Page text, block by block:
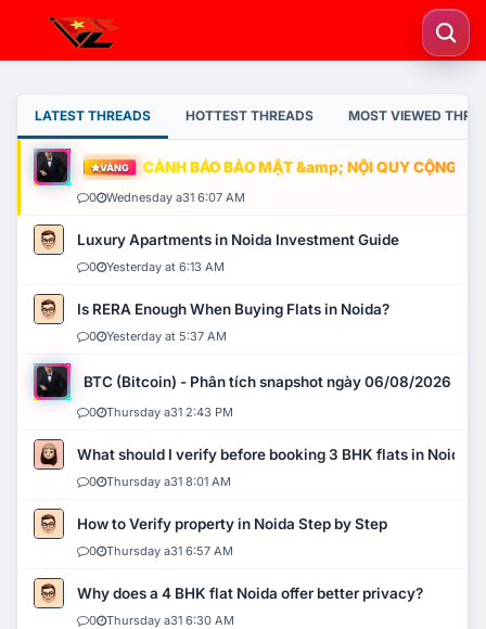
LATEST THREADS HOTTEST THREADS MOST VIEWED
VÀNG CẢNH BÁO BẢO MẬT &amp; NỘI QUY CỘNG
0 Wednesday a31 6:07 AM
Luxury Apartments in Noida Investment Guide
0 Yesterday at 6:13 AM
Is RERA Enough When Buying Flats in Noida?
0 Yesterday at 5:37 AM
BTC (Bitcoin) - Phân tích snapshot ngày 06/08/2026
0 Thursday a31 2:43 PM
What should I verify before booking 3 BHK flats in Noida?
0 Thursday a31 8:01 AM
How to Verify property in Noida Step by Step
0 Thursday a31 6:57 AM
Why does a 4 BHK flat Noida offer better privacy?
0 Thursday a31 6:30 AM